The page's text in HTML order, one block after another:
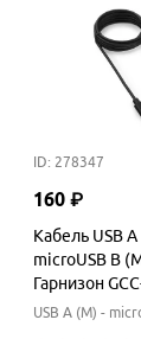
ID: 278347
160 ₽
Кабель USB
microUSB B
Гарнизон
AMBM-1.8M
USB A (M) -